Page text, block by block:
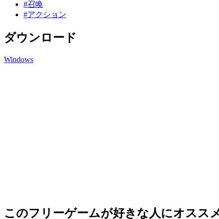
#召喚
#アクション
ダウンロード
Windows
このフリーゲームが好きな人にオスス